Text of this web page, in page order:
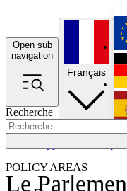
Open sub
navigation
Recherche
POLICY AREAS
Français
Le